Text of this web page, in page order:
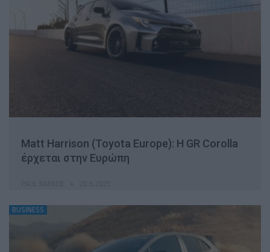
Matt Harrison (Toyota Europe): H GR Corolla
έρχεται στην Ευρώπη
BUSINESS